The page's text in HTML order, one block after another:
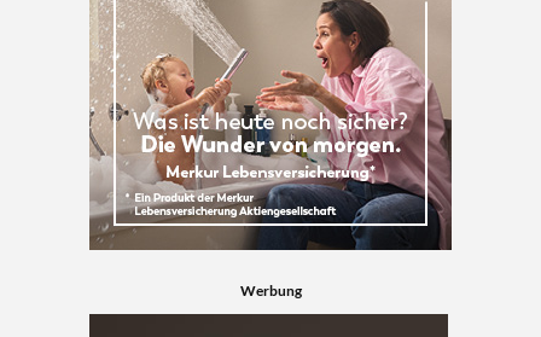
Werbung